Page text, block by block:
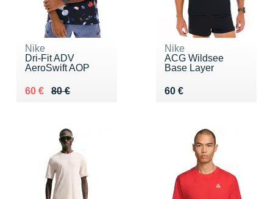
Nike
Dri-Fit ADV
AeroSwift AOP
80 €
Au lieu de 80 €
60 €
Vendu 60 €
Nike
ACG Wildsee
Base Layer
60 €
Vendu 60 €